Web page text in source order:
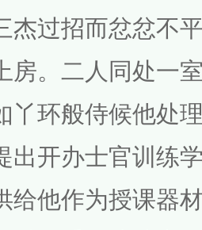
杰过招而忿忿不
房。二人同处一
丫环般侍候他处
出开办士官训练
给他作为授课器